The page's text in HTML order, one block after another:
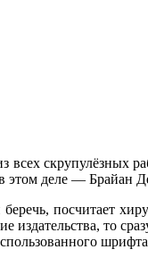
скрупулёзных
деле — Брайан
посчитает
то